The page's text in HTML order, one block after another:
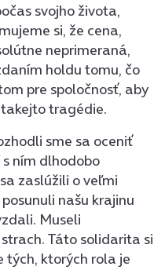
svojho života,
si, že cena,
neprimeraná,
holdu tomu, čo
pre spoločnosť, aby
tragédie.
sme sa oceniť
ním dlhodobo
zaslúžili o veľmi
našu krajinu
Museli
Táto solidarita si
tých, ktorých rola je